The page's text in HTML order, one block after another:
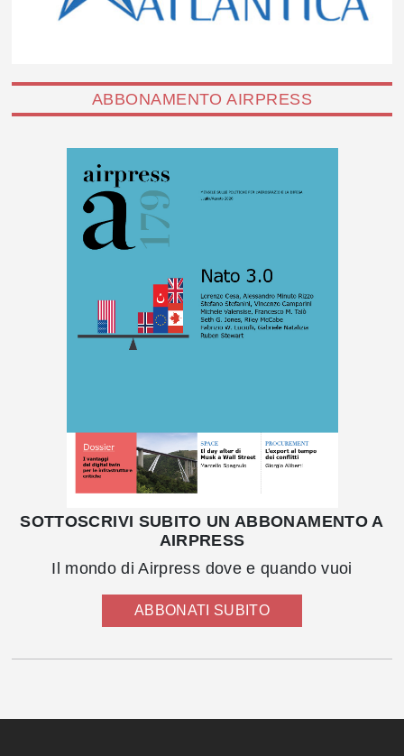
ABBONAMENTO AIRPRESS
SOTTOSCRIVI SUBITO UN ABBONAMENTO A
AIRPRESS
Il mondo di Airpress dove e quando vuoi
ABBONATI SUBITO